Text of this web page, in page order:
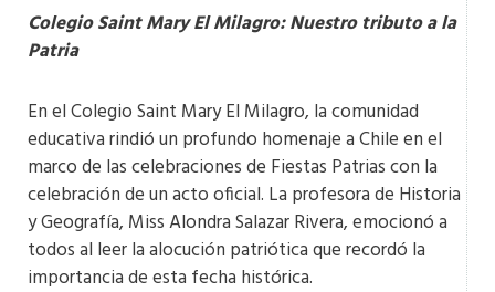
Colegio Saint Mary El Milagro: Nuestro tributo a la
Patria
En el Colegio Saint Mary El Milagro, la comunidad
educativa rindió un profundo homenaje a Chile en el
marco de las celebraciones de Fiestas Patrias con la
celebración de un acto oficial. La profesora de Historia
y Geografía, Miss Alondra Salazar Rivera, emocionó a
todos al leer la alocución patriótica que recordó la
importancia de esta fecha histórica.